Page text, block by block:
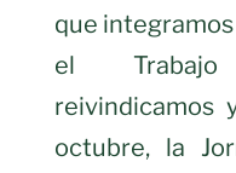
que
el
reivindicamos
octubre, la